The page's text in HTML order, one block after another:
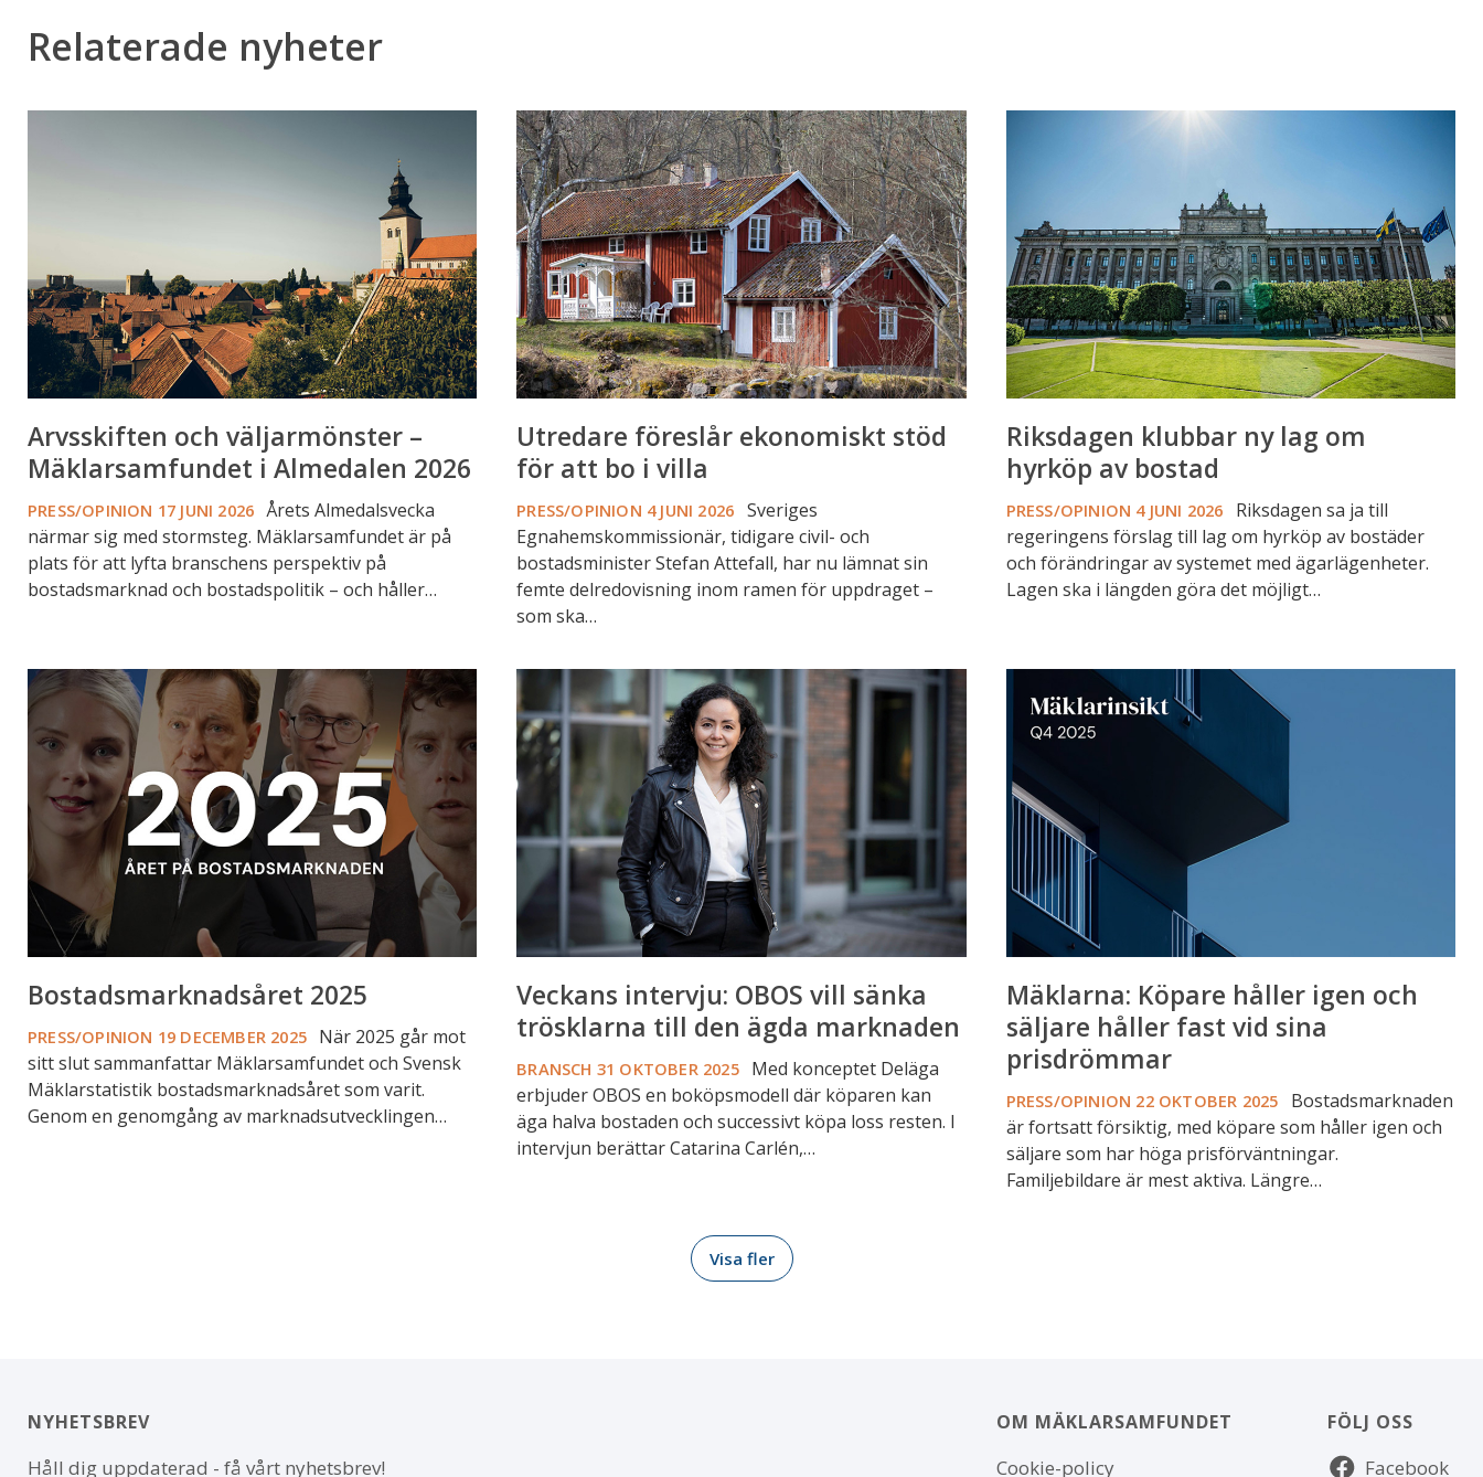
Relaterade nyheter
Almedalen
2026
Arvsskiften och väljarmönster –
Mäklarsamfundet i Almedalen 2026
PRESS/OPINION 17 JUNI 2026 Årets Almedalsvecka
närmar sig med stormsteg. Mäklarsamfundet är på
plats för att lyfta branschens perspektiv på
bostadsmarknad och bostadspolitik – och håller…
föreslår
ekonomiskt
stöd
för
att
bo
villa
Utredare föreslår ekonomiskt stöd
för att bo i villa
PRESS/OPINION 4 JUNI 2026 Sveriges
Egnahemskommissionär, tidigare civil- och
bostadsminister Stefan Attefall, har nu lämnat sin
femte delredovisning inom ramen för uppdraget –
som ska…
hyrköp
bostad
Riksdagen klubbar ny lag om
hyrköp av bostad
PRESS/OPINION 4 JUNI 2026
Riksdagen sa ja till
regeringens förslag till lag om hyrköp av bostäder
och förändringar av systemet med ägarlägenheter.
Lagen ska i längden göra det möjligt…
2025
Bostadsmarknadsåret 2025
PRESS/OPINION 19 DECEMBER 2025 När 2025 går mot
sitt slut sammanfattar Mäklarsamfundet och Svensk
Mäklarstatistik bostadsmarknadsåret som varit.
Genom en genomgång av marknadsutvecklingen…
intervju:
OBOS
vill
sänka
trösklarna
den
ägda
marknaden
Veckans intervju: OBOS vill sänka
trösklarna till den ägda marknaden
BRANSCH 31 OKTOBER 2025 Med konceptet Deläga
erbjuder OBOS en boköpsmodell där köparen kan
äga halva bostaden och successivt köpa loss resten. I
intervjun berättar Catarina Carlén,…
håller
säljare
håller
vid
prisdrömmar
Mäklarna: Köpare håller igen och
säljare håller fast vid sina
prisdrömmar
PRESS/OPINION 22 OKTOBER 2025
Bostadsmarknaden
är fortsatt försiktig, med köpare som håller igen och
säljare som har höga prisförväntningar.
Familjebildare är mest aktiva. Längre…
Visa fler
NYHETSBREV
Håll dig uppdaterad - få vårt nyhetsbrev!
OM MÄKLARSAMFUNDET
Om
Cookie-policy
FÖLJ OSS
FöljFacebook